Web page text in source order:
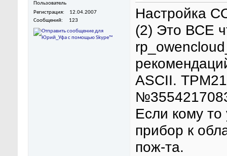
Пользователь
Регистрация
12.04.2007
Сообщений
123
Настройка
(2) Это ВСЕ
ASCII.
Если кому то
прибор к
пож-та.